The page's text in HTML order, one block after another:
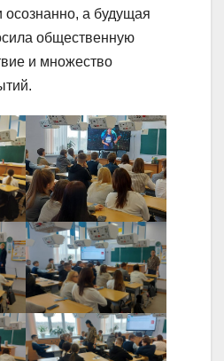
осознанно, а будущая
общественную
и множество